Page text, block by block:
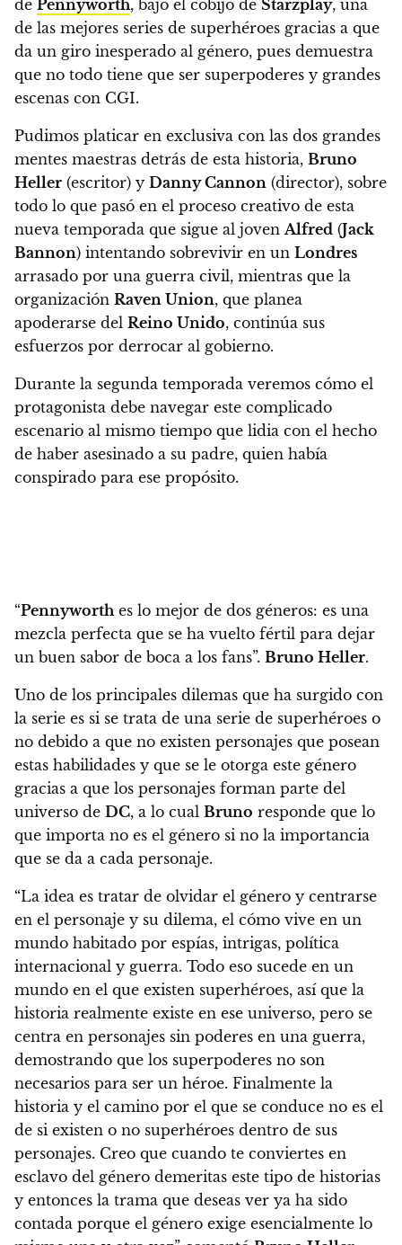
de Pennyworth, bajo el cobijo de Starzplay, una
de las mejores series de superhéroes gracias a que
da un giro inesperado al género, pues demuestra
que no todo tiene que ser superpoderes y grandes
escenas con CGI.
Pudimos platicar en exclusiva con las dos grandes
mentes maestras detrás de esta historia, Bruno
Heller (escritor) y Danny Cannon (director), sobre
todo lo que pasó en el proceso creativo de esta
nueva temporada que sigue al jovenAlfred (Jack
Bannon) intentando sobrevivir en un Londres
arrasado por una guerra civil, mientras que la
organización Raven Union, que planea
apoderarse del Reino Unido, continúa sus
esfuerzos por derrocar al gobierno.
Durante la segunda temporada veremos cómo el
protagonista debe navegar este complicado
escenario al mismo tiempo que lidia con el hecho
de haber asesinado a su padre, quien había
conspirado para ese propósito.
“Pennyworthes lo mejor de dos géneros: es una
mezcla perfecta que se ha vuelto fértil para dejar
un buen sabor de boca a los fans”. Bruno Heller.
Uno de los principales dilemas que ha surgido con
la serie es si se trata de una serie de superhéroes o
no debido a que no existen personajes que posean
estas habilidades y que se le otorga este género
gracias a que los personajes forman parte del
universo de DC, a lo cual Bruno responde que lo
que importa no es el género si no la importancia
que se da a cada personaje.
“La idea es tratar de olvidar el género y centrarse
en el personaje y su dilema, el cómo vive en un
mundo habitado por espías, intrigas, política
internacional y guerra. Todo eso sucede en un
mundo en el que existen superhéroes, así que la
historia realmente existe en ese universo, pero se
centra en personajes sin poderes en una guerra,
demostrando que los superpoderes no son
necesarios para ser un héroe. Finalmente la
historia y el camino por el que se conduce no es el
de si existen o no superhéroes dentro de sus
personajes. Creo que cuando te conviertes en
esclavo del género demeritas este tipo de historias
y entonces la trama que deseas ver ya ha sido
contada porque el género exige esencialmente lo